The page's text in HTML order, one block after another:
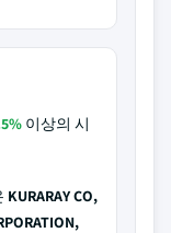
이상의 시
KURARAY CO,